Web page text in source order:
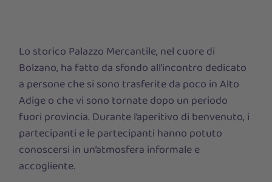
Lo storico Palazzo Mercantile, nel cuore di
Bolzano, ha fatto da sfondo all’incontro dedicato
a persone che si sono trasferite da poco in Alto
Adige o che vi sono tornate dopo un periodo
fuori provincia. Durante l’aperitivo di benvenuto, i
partecipanti e le partecipanti hanno potuto
conoscersi in un’atmosfera informale e
accogliente.